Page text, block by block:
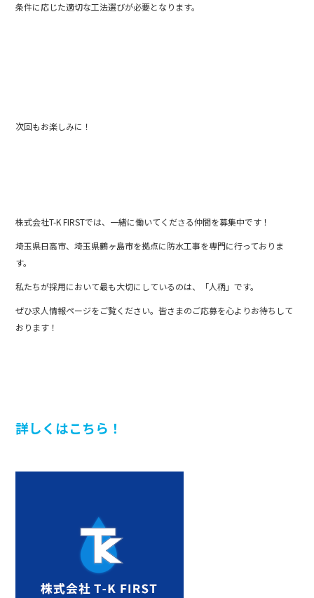
条件に応じた適切な工法選びが必要となります。
次回もお楽しみに！
株式会社T-K FIRSTでは、一緒に働いてくださる仲間を募集中です！
埼玉県日高市、埼玉県鶴ヶ島市を拠点に防水工事を専門に行っておりま
す。
私たちが採用において最も大切にしているのは、「人柄」です。
ぜひ求人情報ページをご覧ください。皆さまのご応募を心よりお待ちして
おります！
詳しくはこちら！